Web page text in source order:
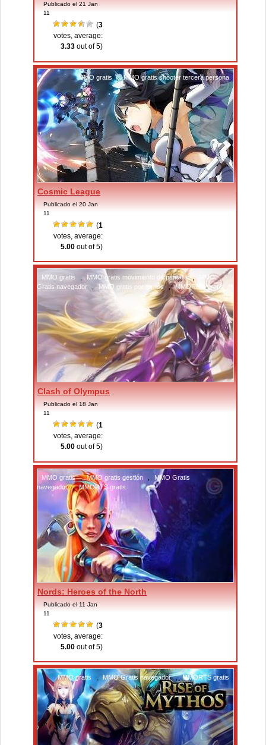
Publicado el 21 Jan
11
(3
votes, average:
3.33 out of 5)
MMO gratis , MMO gratis shooter tercera persona
Cosmic League
Publicado el 20 Jan
11
(1
votes, average:
5.00 out of 5)
MMO gratis MMO gratis movimiento de pantalla ,
MMO
Gratis navegador
MMO gratis por turnos , MMORPG gratis
Clash of Olympus
Publicado el 18 Jan
11
(1
votes, average:
5.00 out of 5)
MMO gratis , MMO gratis gestión
MMO Gratis
navegador
, MMORTS gratis
Nords: Heroes of the North
Publicado el 11 Jan
11
(3
votes, average:
5.00 out of 5)
MMO gratis MMO Gratis navegador , MMORTS gratis